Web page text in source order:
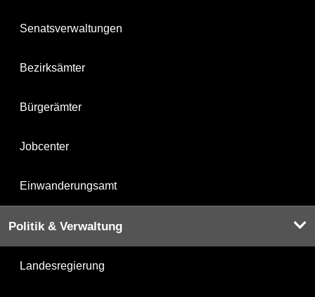
Senatsverwaltungen
Bezirksämter
Bürgerämter
Jobcenter
Einwanderungsamt
Politik & Verwaltung
Landesregierung